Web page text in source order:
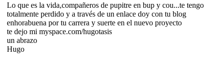
Lo que es la vida,compañeros de pupitre en bup y cou...te tengo
totalmente perdido y a través de un enlace doy con tu blog
enhorabuena por tu carrera y suerte en el nuevo proyecto
te dejo mi myspace.com/hugotasis
un abrazo
Hugo